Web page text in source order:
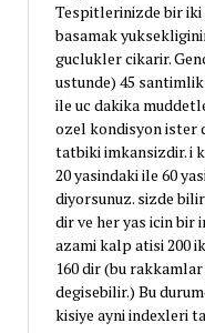
Tespitlerinizde bir iki
basamak
guclukler cikarir.
ustunde) 45
ile uc dakika
ozel kondisyon ister
tatbiki imkansizdir. i
20 yasindaki ile 60
diyorsunuz. sizde
dir ve her yas icin bir
azami kalp atisi 200
160 dir (bu
degisebilir.) Bu
kisiye ayni indexleri